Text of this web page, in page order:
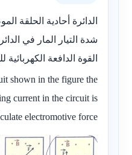
الدائرة أحادية الحلقة
شدة التيار المار في
القوة الدافعة الكهربائية
shown in the figure the
current in the circuit is
electromotive force